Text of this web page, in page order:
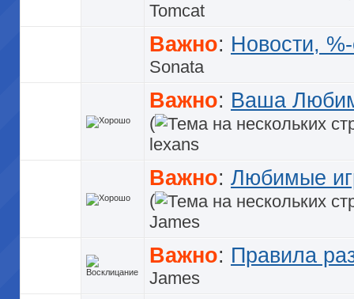
Tomcat
Важно: Новости,
Sonata
Важно: Ваша
(
lexans
Важно: Любимые
(
James
Важно: Правила
James